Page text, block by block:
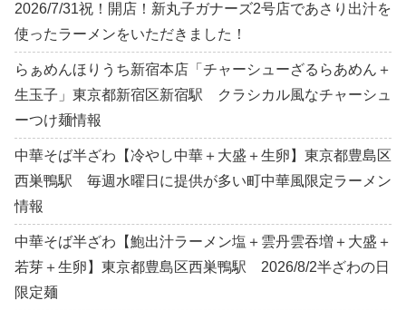
2026/7/31祝！開店！新丸子ガナーズ2号店であさり出汁を
使ったラーメンをいただきました！
らぁめんほりうち新宿本店「チャーシューざるらあめん＋
生玉子」東京都新宿区新宿駅 クラシカル風なチャーシュ
ーつけ麺情報
中華そば半ざわ【冷やし中華＋大盛＋生卵】東京都豊島区
西巣鴨駅 毎週水曜日に提供が多い町中華風限定ラーメン
情報
中華そば半ざわ【鮑出汁ラーメン塩＋雲丹雲吞増＋大盛＋
若芽＋生卵】東京都豊島区西巣鴨駅 2026/8/2半ざわの日
限定麺